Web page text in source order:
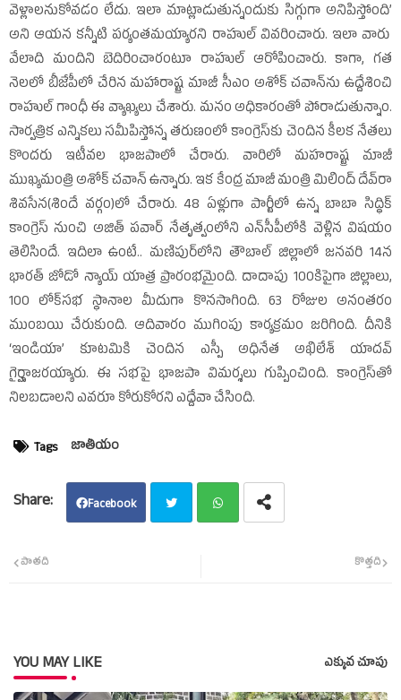
వెళ్లాలనుకోవడం లేదు. ఇలా మాట్లాడుతున్నందుకు సిగ్గుగా అనిపిస్తోంది’
అని ఆయన కన్నీటి పర్యంతమయ్యారని రాహుల్‌ వివరించారు. ఇలా వారు
వేలాది మందిని బెదిరించారంటూ రాహుల్‌ ఆరోపించారు. కాగా, గత
నెలలో బీజేపీలో చేరిన మహారాష్ట్ర మాజీ సీఎం అశోక్‌ చవాన్‌ను ఉద్దేశించి
రాహుల్‌ గాంధీ ఈ వ్యాఖ్యలు చేశారు. మనం అధికారంతో పోరాడుతున్నాం.
సార్వత్రిక ఎన్నికలు సమీపిస్తోన్న తరుణంలో కాంగ్రెస్‌కు చెందిన కీలక నేతలు
కొందరు ఇటీవల భాజపాలో చేరారు. వారిలో మహరాష్ట్ర మాజీ
ముఖ్యమంత్రి అశోక్‌ చవాన్‌ ఉన్నారు. ఇక కేంద్ర మాజీ మంత్రి మిలింద్‌ దేవ్‌రా
శివసేన(శిందే వర్గం)లో చేరారు. 48 ఏళ్లుగా పార్టీలో ఉన్న బాబా సిద్ధిక్‌
కాంగ్రెస్‌ నుంచి అజిత్‌ పవార్‌ నేతృత్వంలోని ఎన్‌సీపీలోకి వెళ్లిన విషయం
తెలిసిందే. ఇదిలా ఉంటే.. మణిపుర్‌లోని తౌబాల్‌ జిల్లాలో జనవరి 14న
భారత్‌ జోడో న్యాయ్‌ యాత్ర ప్రారంభమైంది. దాదాపు 100కిపైగా జిల్లాలు,
100 లోక్‌సభ స్థానాల మీదుగా కొనసాగింది. 63 రోజుల అనంతరం
ముంబయి చేరుకుంది. ఆదివారం ముగింపు కార్యక్రమం జరిగింది. దీనికి
‘ఇండియా’ కూటమికి చెందిన ఎస్పీ అధినేత అఖిలేశ్‌ యాదవ్‌
గైర్హాజరయ్యారు. ఈ సభపై భాజపా విమర్శలు గుప్పించింది. కాంగ్రెస్‌తో
నిలబడాలని ఎవరూ కోరుకోరని ఎద్దేవా చేసింది.
Tags జాతీయం
Facebook
కొత్తది
పాతది
YOU MAY LIKE ఎక్కువ చూపు